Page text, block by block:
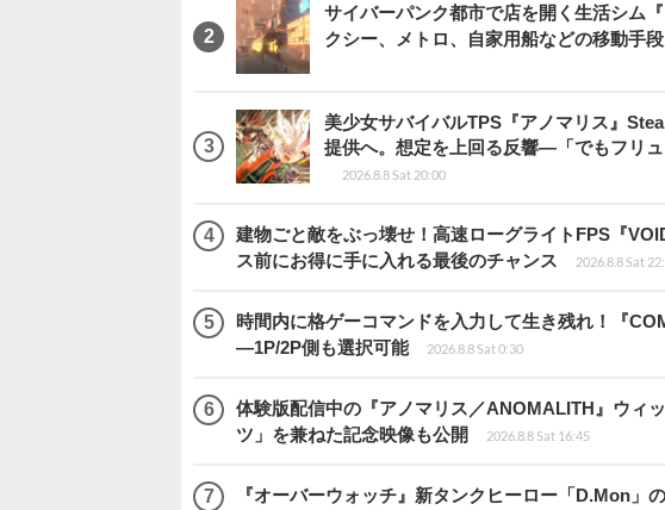
サイバーパンク都市で店を開く生活シム
クシー、メトロ、自家用船などの移動手
美少女サバイバルTPS『アノマリス』
提供へ。想定を上回る反響―「でもフリ
2026.8.8 Sat 20:00
建物ごと敵をぶっ壊せ！高速ローグライトFPS『
ス前にお得に手に入れる最後のチャンス
2026.8.8 Sat
時間内に格ゲーコマンドを入力して生き残れ！『
―1P/2P側も選択可能
2026.8.8 Sat 0:30
体験版配信中の『アノマリス／ANOMALITH』ウィ
ツ」を兼ねた記念映像も公開
2026.8.8 Sat 16:45
『オーバーウォッチ』新タンクヒーロー「D.Mon